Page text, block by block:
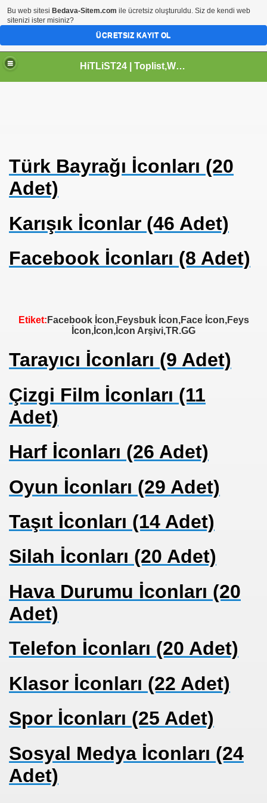
HiTLiST24 | Toplist,Webmaster,HTML Kodlar,icon Arsivi,Grafik Dizayn
Türk Bayrağı İconları (20
Adet)
Karışık İconlar (46 Adet)
Facebook İconları (8 Adet)
Etiket: Facebook İcon,Feysbuk İcon,Face İcon,Feys
İcon,İcon,İcon Arşivi,TR.GG
Tarayıcı İconları (9 Adet)
Çizgi Film İconları (11
Adet)
Harf İconları (26 Adet)
Oyun İconları (29 Adet)
Taşıt İconları (14 Adet)
Silah İconları (20 Adet)
Hava Durumu İconları (20
Adet)
Telefon İconları (20 Adet)
Klasor İconları (22 Adet)
Spor İconları (25 Adet)
Sosyal Medya İconları (24
Adet)
Bu web sitesi Bedava-Sitem.com ile ücretsiz oluşturuldu. Siz de kendi web
sitenizi ister misiniz?
ÜCRETSIZ KAYIT OL